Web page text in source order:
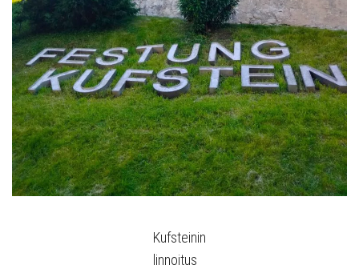
Kufsteinin
linnoitus